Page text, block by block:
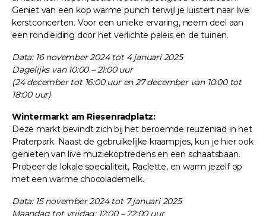
Geniet van een kop warme punch terwijl je luistert naar live
kerstconcerten. Voor een unieke ervaring, neem deel aan
een rondleiding door het verlichte paleis en de tuinen.
Data: 16 november 2024 tot 4 januari 2025
Dagelijks van 10:00 – 21:00 uur
(24 december tot 16:00 uur en 27 december van 10:00 tot
18:00 uur)
Wintermarkt am Riesenradplatz:
Deze markt bevindt zich bij het beroemde reuzenrad in het
Praterpark. Naast de gebruikelijke kraampjes, kun je hier ook
genieten van live muziekoptredens en een schaatsbaan.
Probeer de lokale specialiteit, Raclette, en warm jezelf op
met een warme chocolademelk.
Data: 15 november 2024 tot 7 januari 2025
Maandag tot vrijdag: 12:00 – 22:00 uur